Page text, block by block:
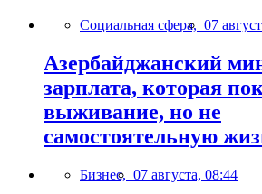
Социальная сфера, 07
Азербайджанский
зарплата, которая
выживание, но не
самостоятельную
Бизнес, 07 августа, 08:44